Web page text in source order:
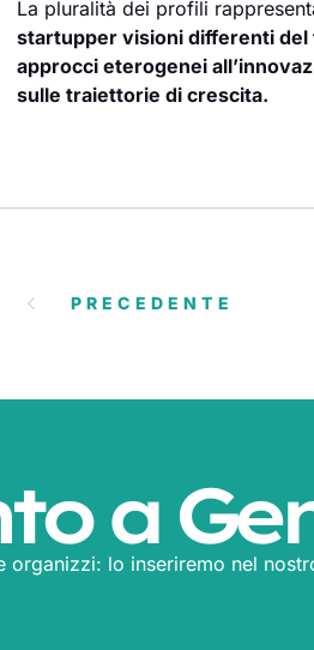
La pluralità dei profili
startupper visioni differenti
approcci eterogenei
sulle traiettorie di crescita.
PRECEDENTE
a
lo inseriremo nel